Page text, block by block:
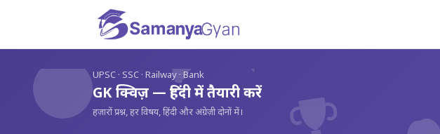
? UPSC · SSC · Railway · Bank
GK क्विज़ — हिंदी में तैयारी करें
हज़ारों प्रश्न, हर विषय, हिंदी और अंग्रेज़ी दोनों में।